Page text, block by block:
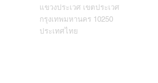
แขวงประเวศ เขตประเวศ
กรุงเทพมหานคร 10250
ประเทศไทย